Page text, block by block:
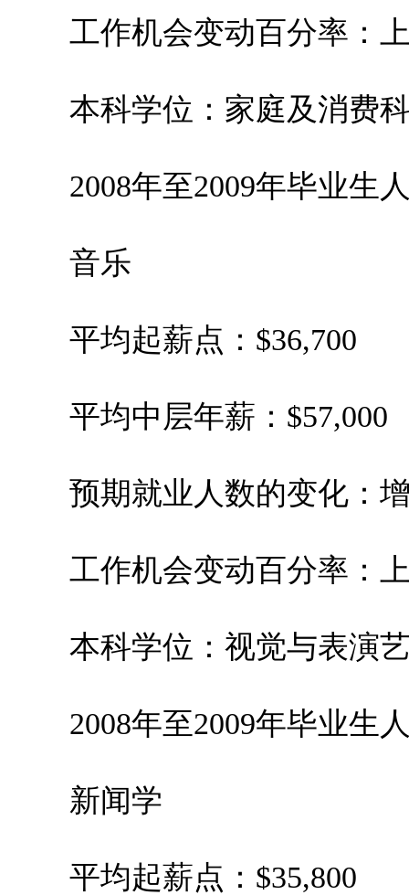
工作机会变动百分率：上
本科学位：家庭及消费
2008年至2009年毕业生人
音乐
平均起薪点：$36,700
平均中层年薪：$57,000
预期就业人数的变化：增
工作机会变动百分率：上
本科学位：视觉与表演
2008年至2009年毕业生人
新闻学
平均起薪点：$35,800